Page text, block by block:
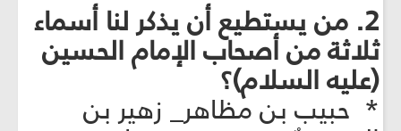
2. من يستطيع أن يذكر لنا أسماء
ثلاثة من أصحاب الإمام الحسين
(عليه السلام)؟
* حبيب بن مظاهر_ زهير بن